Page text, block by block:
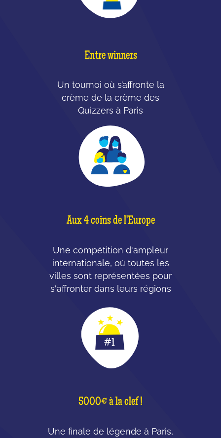
Entre winners
Un tournoi où s’affronte la
crème de la crème des
Quizzers à Paris
Aux 4 coins de l'Europe
Une compétition d'ampleur
internationale, où toutes les
villes sont représentées pour
s'affronter dans leurs régions
5000€ à la clef !
Une finale de légende à Paris,